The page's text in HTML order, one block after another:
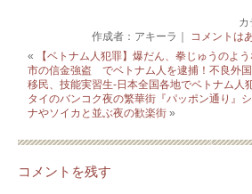
カ
作成者：アキーラ｜ コメントは
«
【ベトナム人犯罪】爆だん、拳じゅうのよ
市の信金強盗 でベトナム人を逮捕！不良外
移民、技能実習生-日本全国各地でベトナム人
タイのバンコク夜の繁華街『パッポン通り』
ナやソイカと並ぶ夜の歓楽街 »
コメントを残す